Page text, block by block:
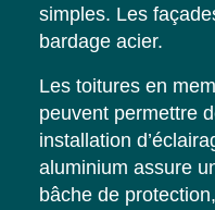
simples. Les
bardage acier.
Les toitures en
peuvent permettre
installation
aluminium assure
bâche de